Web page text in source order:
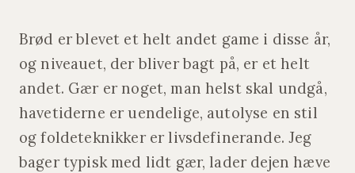
Brød er blevet et helt andet game i disse år,
og niveauet, der bliver bagt på, er et helt
andet. Gær er noget, man helst skal undgå,
havetiderne er uendelige, autolyse en stil
og foldeteknikker er livsdefinerande. Jeg
bager typisk med lidt gær, lader dejen hæve